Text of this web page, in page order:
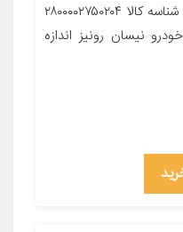
معرفی محصول جزئیات محصول شناسه کالا ۲۸۰۰۰۰۲۷۵۰۲۰۴
برای خودرو نیسان رونیز اندازه